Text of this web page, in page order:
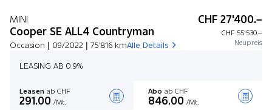
MINI
Cooper SE ALL4 Countryman
Occasion | 09/2022 | 75'816 kmAlle Details
CHF 27'400.–
CHF 55'530.–
Neupreis
LEASING AB 0.9%
Leasen ab CHF
291.00 /Mt.
Abo ab CHF
846.00 /Mt.